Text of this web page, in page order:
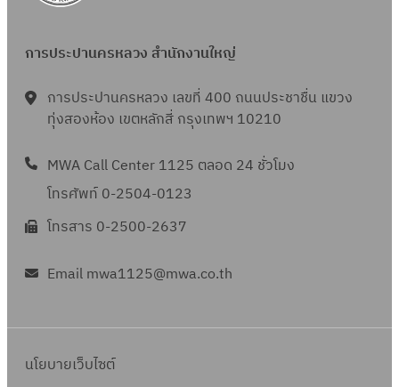
การประปานครหลวง สำนักงานใหญ่
การประปานครหลวง เลขที่ 400 ถนนประชาชื่น แขวง
ทุ่งสองห้อง เขตหลักสี่ กรุงเทพฯ 10210
MWA Call Center 1125 ตลอด 24 ชั่วโมง
โทรศัพท์ 0-2504-0123
โทรสาร 0-2500-2637
Email mwa1125@mwa.co.th
นโยบายเว็บไซต์